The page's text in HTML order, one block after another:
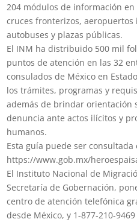
204 módulos de información
cruces fronterizos,
autobuses y plazas públicas.
El INM ha distribuido 500 mil
puntos de atención en las 32
consulados de México en
los trámites, programas y
además de brindar orientación
denuncia ante actos ilícitos y
humanos.
Esta guía puede ser consultada
https://www.gob.mx/
El Instituto Nacional de
Secretaría de Gobernación,
centro de atención telefónica
desde México, y 1-877-210-